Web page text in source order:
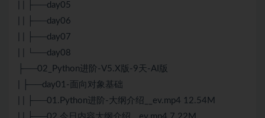
| | ├──day05
| | ├──day06
| | ├──day07
| | └──day08
├──02_Python进阶-V5.X版-9天-AI版
| ├──day01-面向对象基础
| | ├──01.Python进阶-大纲介绍__ev.mp4 12.54M